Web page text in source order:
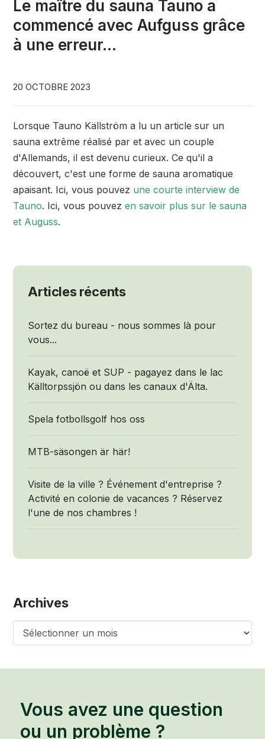
Le maître du sauna Tauno a
commencé avec Aufguss grâce
à une erreur...
20 OCTOBRE 2023
Lorsque Tauno Källström a lu un article sur un
sauna extrême réalisé par et avec un couple
d'Allemands, il est devenu curieux. Ce qu'il a
découvert, c'est une forme de sauna aromatique
apaisant. Ici, vous pouvez une courte interview de
Tauno. Ici, vous pouvezen savoir plus sur le sauna
et Auguss.
Articles récents
Sortez du bureau - nous sommes là pour
vous...
Kayak, canoë et SUP - pagayez dans le lac
Källtorpssjön ou dans les canaux d'Älta.
Spela fotbollsgolf hos oss
MTB-säsongen är här!
Visite de la ville ? Événement d'entreprise ?
Activité en colonie de vacances ? Réservez
l'une de nos chambres !
Archives
Archives
Vous avez une question
ou un problème ?